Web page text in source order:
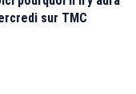
sur TMC